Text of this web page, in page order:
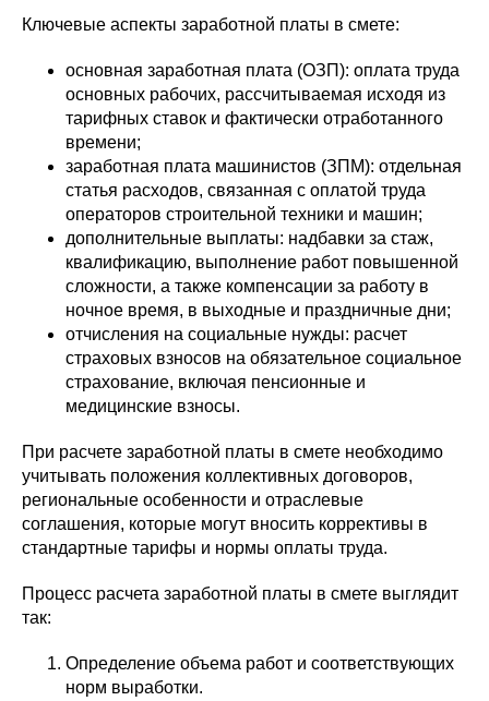
Ключевые аспекты заработной платы в смете:
основная заработная плата (ОЗП): оплата труда
основных рабочих, рассчитываемая исходя из
тарифных ставок и фактически отработанного
времени;
заработная плата машинистов (ЗПМ): отдельная
статья расходов, связанная с оплатой труда
операторов строительной техники и машин;
дополнительные выплаты: надбавки за стаж,
квалификацию, выполнение работ повышенной
сложности, а также компенсации за работу в
ночное время, в выходные и праздничные дни;
отчисления на социальные нужды: расчет
страховых взносов на обязательное социальное
страхование, включая пенсионные и
медицинские взносы.
При расчете заработной платы в смете необходимо
учитывать положения коллективных договоров,
региональные особенности и отраслевые
соглашения, которые могут вносить коррективы в
стандартные тарифы и нормы оплаты труда.
Процесс расчета заработной платы в смете выглядит
так:
Определение объема работ и соответствующих
норм выработки.